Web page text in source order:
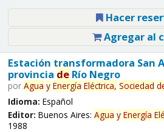
Hacer
Agregar al
Estación transformadora San
provincia deRío Negro
por Agua y Energía Eléctrica, Sociedad
Idioma: Español
Editor: Buenos Aires: Agua y Energía
1988